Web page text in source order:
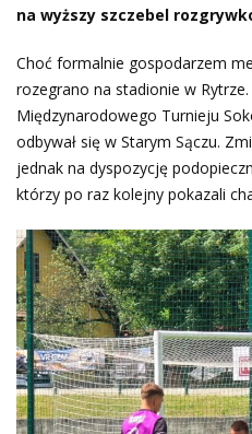
na wyższy szczebel
Choć formalnie gospodarzem
rozegrano na stadionie w
Międzynarodowego Turnieju
odbywał się w Starym Sączu.
jednak na dyspozycję
którzy po raz kolejny pokazali